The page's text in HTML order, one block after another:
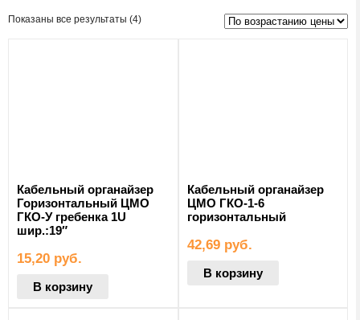
Показаны все результаты (4)Цены:
Кабельный органайзер
Горизонтальный ЦМО
ГКО-У гребенка 1U
шир.:19″
15,20 руб.
В корзину
Кабельный органайзер
ЦМО ГКО-1-6
горизонтальный
42,69 руб.
В корзину